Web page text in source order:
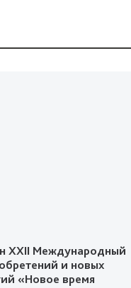
XXII Международный
и новых
«Новое время